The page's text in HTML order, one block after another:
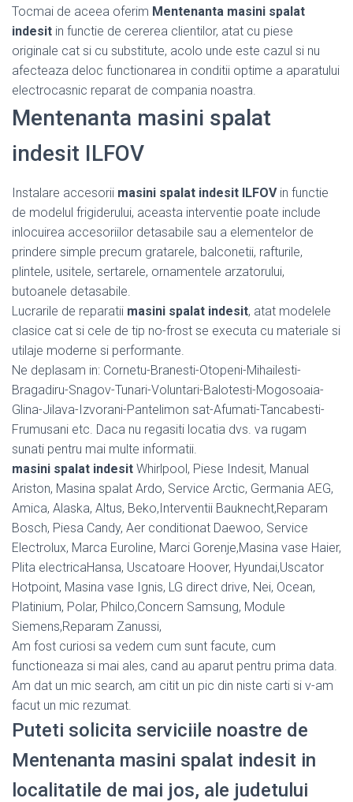
Tocmai de aceea oferim Mentenanta masini spalat
indesit in functie de cererea clientilor, atat cu piese
originale cat si cu substitute, acolo unde este cazul si nu
afecteaza deloc functionarea in conditii optime a aparatului
electrocasnic reparat de compania noastra.
Mentenanta masini spalat
indesit ILFOV
Instalare accesorii masini spalat indesit ILFOVin functie
de modelul frigiderului, aceasta interventie poate include
inlocuirea accesoriilor detasabile sau a elementelor de
prindere simple precum gratarele, balconetii, rafturile,
plintele, usitele, sertarele, ornamentele arzatorului,
butoanele detasabile.
Lucrarile de reparatii masini spalat indesit, atat modelele
clasice cat si cele de tip no-frost se executa cu materiale si
utilaje moderne si performante.
Ne deplasam in: Cornetu-Branesti-Otopeni-Mihailesti-
Bragadiru-Snagov-Tunari-Voluntari-Balotesti-Mogosoaia-
Glina-Jilava-Izvorani-Pantelimon sat-Afumati-Tancabesti-
Frumusani etc. Daca nu regasiti locatia dvs. va rugam
sunati pentru mai multe informatii.
masini spalat indesit Whirlpool, Piese Indesit, Manual
Ariston, Masina spalat Ardo, Service Arctic, Germania AEG,
Amica, Alaska, Altus, Beko,Interventii Bauknecht,Reparam
Bosch, Piesa Candy, Aer conditionat Daewoo, Service
Electrolux, Marca Euroline, Marci Gorenje,Masina vase Haier,
Plita electricaHansa, Uscatoare Hoover, Hyundai,Uscator
Hotpoint, Masina vase Ignis, LG direct drive, Nei, Ocean,
Platinium, Polar, Philco,Concern Samsung, Module
Siemens,Reparam Zanussi,
Am fost curiosi sa vedem cum sunt facute, cum
functioneaza si mai ales, cand au aparut pentru prima data.
Am dat un mic search, am citit un pic din niste carti si v-am
facut un mic rezumat.
Puteti solicita serviciile noastre de
Mentenanta masini spalat indesit in
localitatile de mai jos, ale judetului